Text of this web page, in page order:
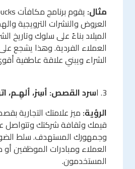
مثال:
العروض والنشرات الترويجية
الميلاد بناءً على سلوك وتاريخ
العملاء الفردية. وهذا يشجع
الشراء ويبني علاقة عاطفية
3. ا سرد القصص: أسِرْ، ألهِـم،
الرؤية: ميز علامتك التجارية
قيمك وثقافة شركتك وتتواصل
وجمهورك المستهدف. سلط
العملاء ومبادرات الموظفين
المستخدمون.